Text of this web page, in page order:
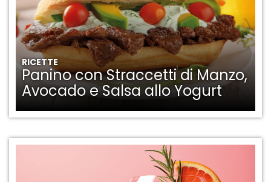
RICETTE
Panino con Straccetti di Manzo,
Avocado e Salsa allo Yogurt